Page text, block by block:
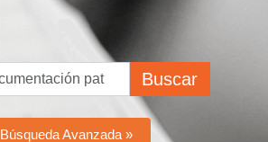
Buscar
Búsqueda Avanzada »